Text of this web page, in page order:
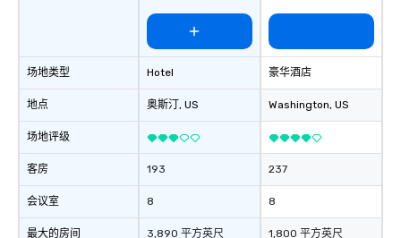
enjoy the company of your guests
more easily. You’ll take comfort
knowing that everything is taken care
of from the moment the tour is
booked to the minute it concludes.
Since the menu is already set, you
have nothing to worry about. Just
remember to submit ahead of the tour
date any dietary restrictions and food
Feel Like a VIP at Each Stop With Lip
Smacking Foodie Tours, you and your
场地类型
地点
场地评级
客房
会议室
最大的房间
Hotel
奥斯汀 , US
193
8
3,890 平方英尺
豪华酒店
Washington, US
237
8
1,800 平方英尺